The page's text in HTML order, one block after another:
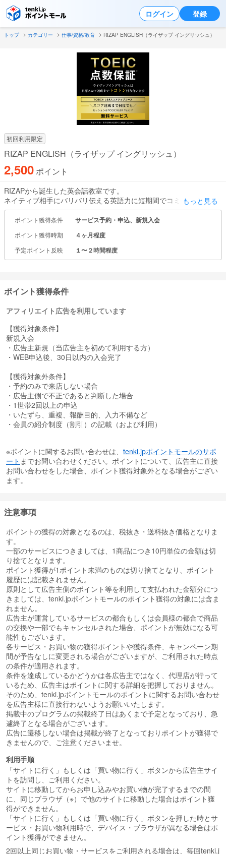
ログイン 登録
トップ カテゴリー 仕事/資格/教育 RIZAP ENGLISH（ライザップ イングリッシュ）
初回利用限定
RIZAP ENGLISH（ライザップ イングリッシュ）
2,500ポイント
RIZAPから誕生した英会話教室です。
ネイティブ相手にバリバリ伝える英語力に短期間でコミットしま
す！
～商品概要～
1日5時間の超集中学習で、学習方法・レッスンs00000001671071を
まるっと体験できます。
～サービス内容～
・英語学習に関するカウンセリング
・英語脳のメカニズムを体感するレッスン
・自己学習の効率的なやり方レクチャー＆実践
・ネイティブとのオンライン英会話体験
・あなただけの英語学習ロードマップを提案
～受講方法～
・オンライン受講
※zoomにてレッスンを実施させていただきます。
※パソコンでのご受講を推奨させていただきます。
もっと見る
ポイント獲得条件 サービス予約・申込、新規入会
ポイント獲得時期 ４ヶ月程度
予定ポイント反映 １〜２時間程度
ポイント獲得条件
アフィリエイト広告を利用しています
【獲得対象条件】
新規入会
・広告主新規（当広告主を初めて利用する方）
・WEB申込後、30日以内の入会完了
【獲得対象外条件】
・予約のみで来店しない場合
・広告主側で不正であると判断した場合
・1世帯2回以上の申込
・いたずら、重複、報酬目的、入力不備など
・会員の紹介制度（割引）の記載（および利用）
※ポイントに関するお問い合わせは、 tenki.jpポイントモールのサポ
ート までお問い合わせください。ポイントについて、広告主に直接
お問い合わせをした場合、ポイント獲得対象外となる場合がござい
ます。
注意事項
ポイントの獲得の対象となるのは、税抜き・送料抜き価格となりま
す。
一部のサービスにつきましては、1商品につき10円単位の金額は切
り捨てとなります。
ポイント獲得が1ポイント未満のものは切り捨てとなり、ポイント
履歴には記載されません。
原則として広告主側のポイント等を利用して支払われた金額分につ
きましては、tenki.jpポイントモールのポイント獲得の対象には含ま
れません。
広告主が運営しているサービスの都合もしくは会員様の都合で商品
の交換や一部でもキャンセルされた場合、ポイントが無効になる可
能性もございます。
各サービス・お買い物の獲得ポイントや獲得条件、キャンペーン期
間が予告なしに変更される場合がございますが、ご利用された時点
の条件が適用されます。
条件を達成しているかどうかは各広告主ではなく、代理店が行って
いるため、広告主はポイントに関する詳細を把握しておりません。
そのため、tenki.jpポイントモールのポイントに関するお問い合わせ
を広告主様に直接行わないようお願いいたします。
掲載中のプログラムの掲載終了日はあくまで予定となっており、急
遽終了となる場合がございます。
広告に遷移しない場合は掲載が終了となっておりポイントが獲得で
きませんので、ご注意くださいませ。
利用手順
「サイトに行く」もしくは「買い物に行く」ボタンから広告主サイ
トを訪問し、ご利用ください。
サイトに移動してからお申し込みやお買い物が完了するまでの間
に、同じブラウザ（※）で他のサイトに移動した場合はポイント獲
得ができません。
「サイトに行く」もしくは「買い物に行く」ボタンを押した時とサ
ービス・お買い物利用時で、デバイス・ブラウザが異なる場合はポ
イント獲得ができません。
2回以上同じお買い物・サービスをご利用される場合は、毎回tenki.j